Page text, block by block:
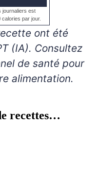
journaliers est
par jour.
(IA). Consultez
de santé pour
alimentation.
recettes…